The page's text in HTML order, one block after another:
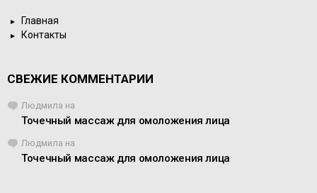
Главная
Контакты
СВЕЖИЕ КОММЕНТАРИИ
Людмила на
Точечный массаж для омоложения лица
Людмила на
Точечный массаж для омоложения лица